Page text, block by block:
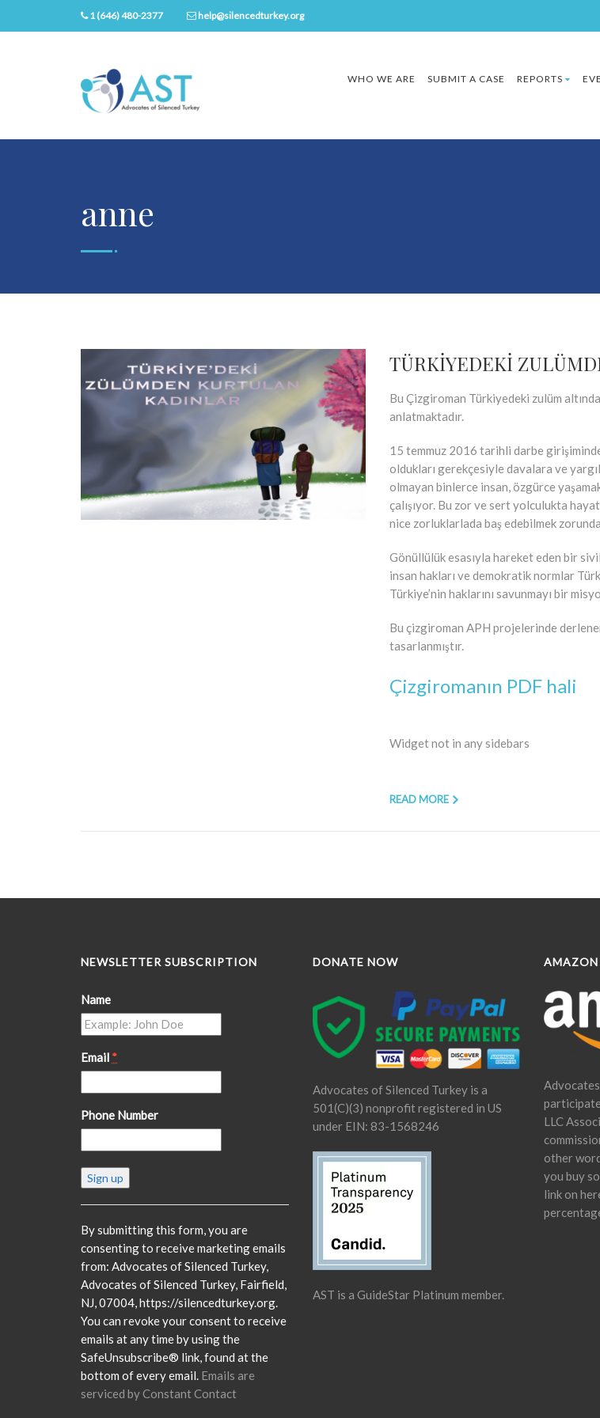
1 (646) 480-2377 help@silencedturkey.org
WHO WE ARE SUBMIT A CASE REPORTS
anne
TÜRKİYEDEKİ
Bu Çizgiroman Türkiyedeki zulüm
anlatmaktadır.
15 temmuz 2016 tarihli darbe
oldukları gerekçesiyle davalara ve
olmayan binlerce insan, özgürce
çalışıyor. Bu zor ve sert yolculukta
nice zorluklarlada baş edebilmek
Gönüllülük esasıyla hareket eden bir
insan hakları ve demokratik normlar
Türkiye’nin haklarını savunmayı bir
Bu çizgiroman APH projelerinde
tasarlanmıştır.
Çizgiromanın PDF hali
Widget not in any sidebars
READ MORE
NEWSLETTER SUBSCRIPTION
Name
Email *
Phone Number
Constant
Contact
Please
leave
this
field
blank.
By submitting this form, you are
consenting to receive marketing emails
from: Advocates of Silenced Turkey,
Advocates of Silenced Turkey, Fairfield,
NJ, 07004, https://silencedturkey.org.
You can revoke your consent to receive
emails at any time by using the
SafeUnsubscribe® link, found at the
bottom of every email. Emails are
serviced by Constant Contact
DONATE NOW
Advocates of Silenced Turkey is a
501(C)(3) nonprofit registered in US
under EIN: 83-1568246
AST is a GuideStar Platinum member.
AMAZON
LLC
other
you buy
link on